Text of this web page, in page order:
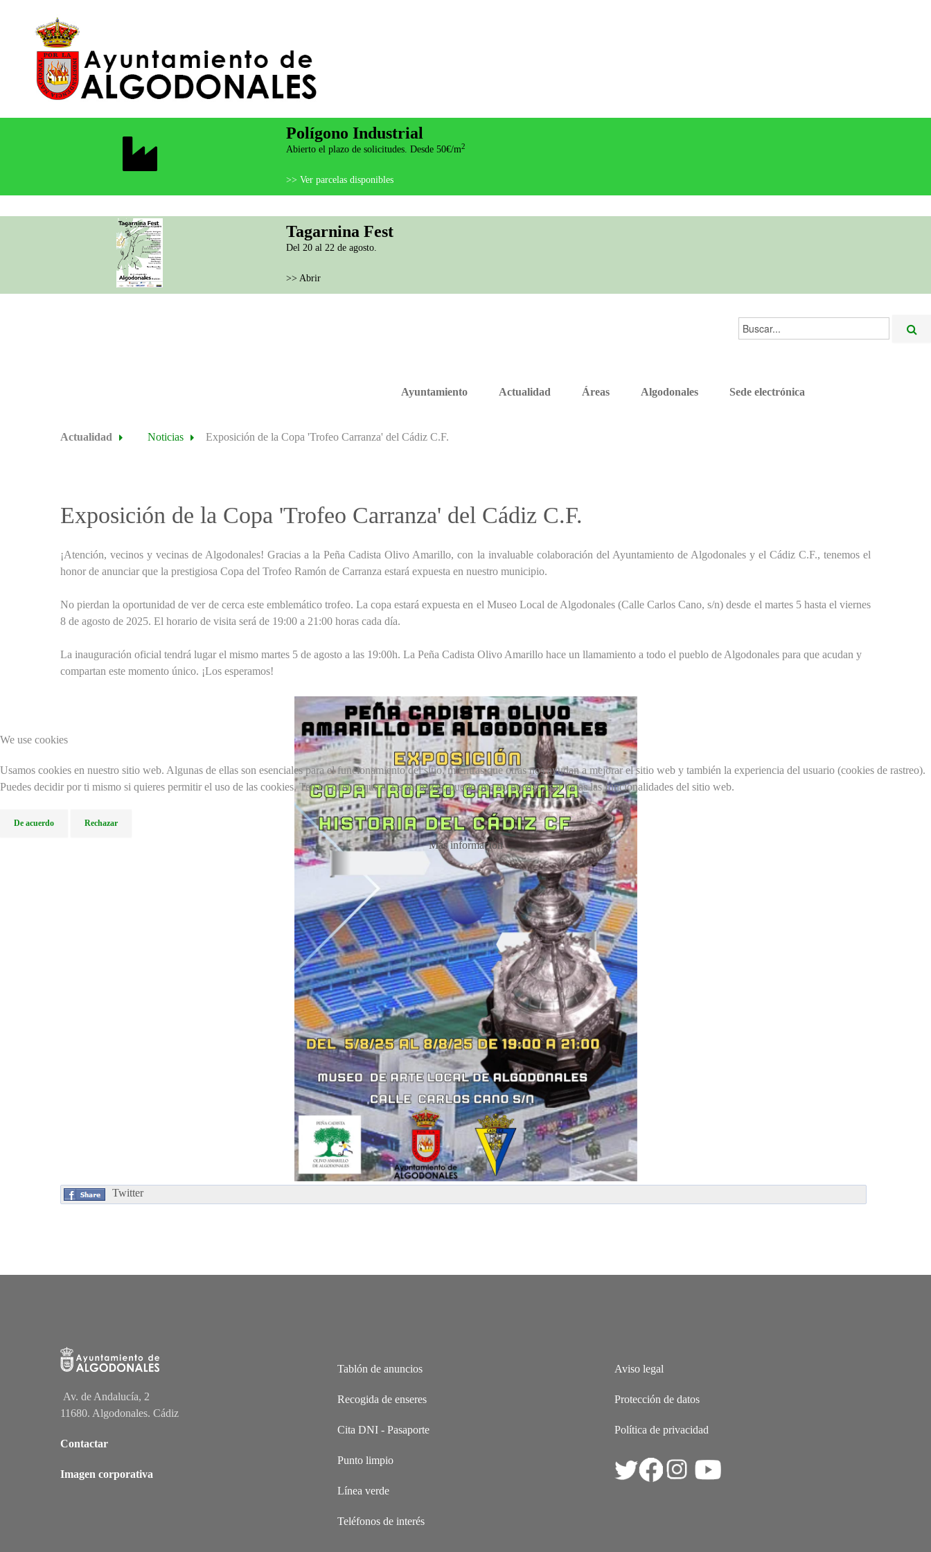
Polígono Industrial
Abierto el plazo de solicitudes. Desde 50€/m2
>> Ver parcelas disponibles
Tagarnina Fest
Del 20 al 22 de agosto.
>> Abrir
Buscar...
Ayuntamiento Actualidad Áreas Algodonales Sede electrónica
Actualidad Noticias Exposición de la Copa 'Trofeo Carranza' del Cádiz C.F.
Exposición de la Copa 'Trofeo Carranza' del Cádiz C.F.
¡Atención, vecinos y vecinas de Algodonales! Gracias a la Peña Cadista Olivo Amarillo, con la invaluable colaboración del Ayuntamiento de Algodonales y el Cádiz C.F., tenemos el
honor de anunciar que la prestigiosa Copa del Trofeo Ramón de Carranza estará expuesta en nuestro municipio.
No pierdan la oportunidad de ver de cerca este emblemático trofeo. La copa estará expuesta en el Museo Local de Algodonales (Calle Carlos Cano, s/n) desde el martes 5 hasta el viernes
8 de agosto de 2025. El horario de visita será de 19:00 a 21:00 horas cada día.
La inauguración oficial tendrá lugar el mismo martes 5 de agosto a las 19:00h. La Peña Cadista Olivo Amarillo hace un llamamiento a todo el pueblo de Algodonales para que acudan y
compartan este momento único. ¡Los esperamos!
Twitter
Av. de Andalucía, 2
11680. Algodonales. Cádiz
Contactar
Imagen corporativa
Tablón de anuncios
Recogida de enseres
Cita DNI - Pasaporte
Punto limpio
Línea verde
Teléfonos de interés
Aviso legal
Protección de datos
Política de privacidad
We use cookies
Usamos cookies en nuestro sitio web. Algunas de ellas son esenciales para el funcionamiento del sitio, mientras que otras nos ayudan a mejorar el sitio web y también la experiencia del usuario (cookies de rastreo).
Puedes decidir por ti mismo si quieres permitir el uso de las cookies. Ten en cuenta que si las rechazas, puede que no puedas usar todas las funcionalidades del sitio web.
De acuerdo Rechazar
Más información